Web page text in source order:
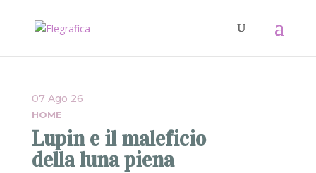
HOME
07 Ago 26
Lupin e il maleficio
della luna piena